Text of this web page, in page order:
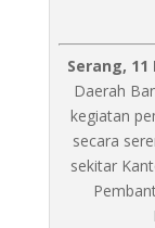
Serang, 11
Daerah
kegiatan
secara
sekitar